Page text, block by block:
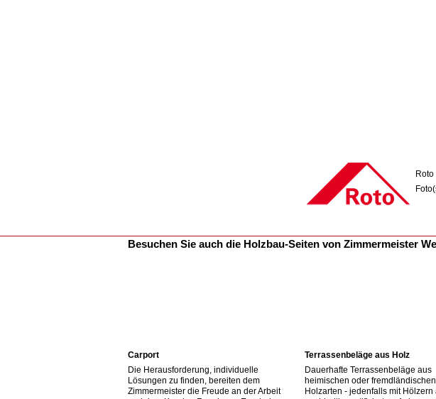
Besuchen Sie auch die Holzbau-Seiten von Zimmermeister
Carport
Die Herausforderung, individuelle
Lösungen zu finden, bereiten dem
Zimmermeister die Freude an der Arbeit
Terrassenbeläge aus Holz
Dauerhafte Terrassenbeläge aus
heimischen oder fremdländischen
Holzarten - jedenfalls mit Hölzern